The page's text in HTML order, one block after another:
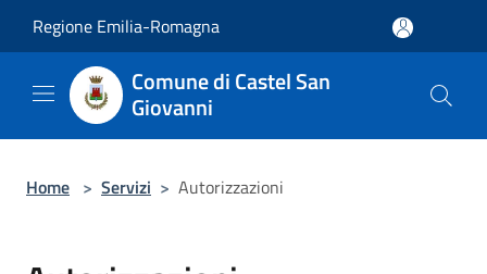
Regione Emilia-Romagna
Comune di Castel San
Giovanni
Home > Servizi > Autorizzazioni